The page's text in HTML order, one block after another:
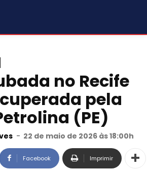
no Recife
pela
(PE)
- 22 de maio de 2026 às 18:00h
Facebook Imprimir